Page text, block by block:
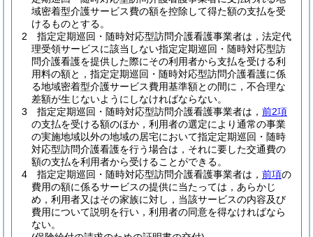
域密着型介護サービス費の額を控除して得た額の支払を受
けるものとする。
2
指定定期巡回・随時対応型訪問介護看護事業者は，法定代
理受領サービスに該当しない指定定期巡回・随時対応型訪
問介護看護を提供した際にその利用者から支払を受ける利
用料の額と，指定定期巡回・随時対応型訪問介護看護に係
る地域密着型介護サービス費用基準額との間に，不合理な
差額が生じないようにしなければならない。
3
指定定期巡回・随時対応型訪問介護看護事業者は， 前2項
の支払を受ける額のほか，利用者の選定により通常の事業
の実施地域以外の地域の居宅において指定定期巡回・随時
対応型訪問介護看護を行う場合は，それに要した交通費の
額の支払を利用者から受けることができる。
4
指定定期巡回・随時対応型訪問介護看護事業者は， 前項の
費用の額に係るサービスの提供に当たっては，あらかじ
め，利用者又はその家族に対し，当該サービスの内容及び
費用について説明を行い，利用者の同意を得なければなら
ない。